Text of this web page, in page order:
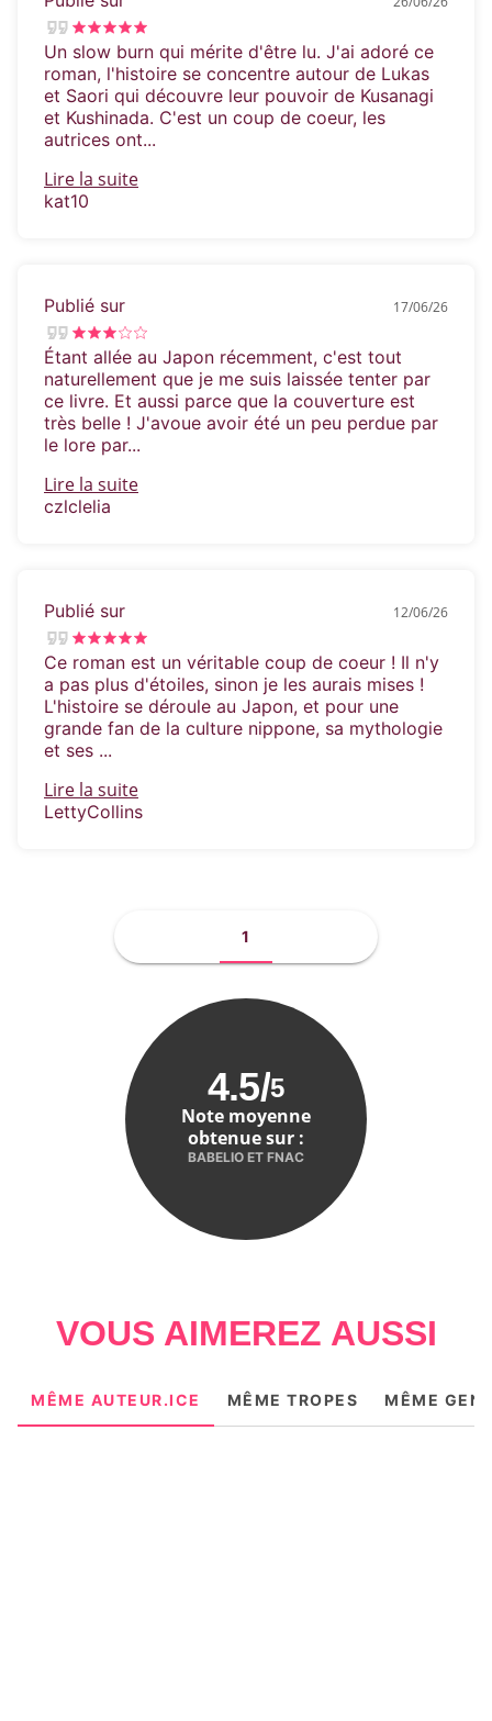
Un slow burn qui mérite d'être lu. J'ai adoré ce
roman, l'histoire se concentre autour de Lukas
et Saori qui découvre leur pouvoir de Kusanagi
et Kushinada. C'est un coup de coeur, les
autrices ont...
Lire la suite
kat10
Publié sur 17/06/26
Étant allée au Japon récemment, c'est tout
naturellement que je me suis laissée tenter par
ce livre. Et aussi parce que la couverture est
très belle ! J'avoue avoir été un peu perdue par
le lore par...
Lire la suite
czlclelia
Publié sur 12/06/26
Ce roman est un véritable coup de coeur ! Il n'y
a pas plus d'étoiles, sinon je les aurais mises !
L'histoire se déroule au Japon, et pour une
grande fan de la culture nippone, sa mythologie
et ses ...
Lire la suite
LettyCollins
1
4.5/5
Note moyenne
obtenue sur :
BABELIO ET FNAC
VOUS AIMEREZ AUSSI
MÊME AUTEUR.ICE MÊME TROPES MÊME